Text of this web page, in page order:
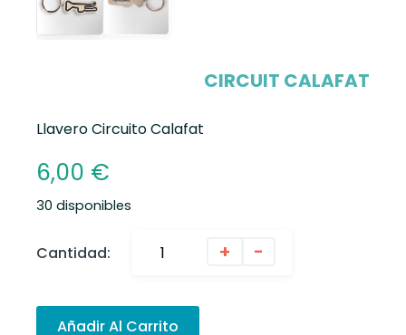
CIRCUIT CALAFAT
Llavero Circuito Calafat
6,00 €
30 disponibles
Cantidad: + -
Añadir Al Carrito